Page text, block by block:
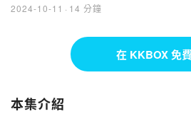
2024-10-11 · 14 分鐘
在 KKBOX 免
本集介紹